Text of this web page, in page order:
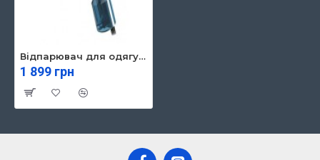
Відпарювач для одягу Tefal DT6130E0
1 899 грн